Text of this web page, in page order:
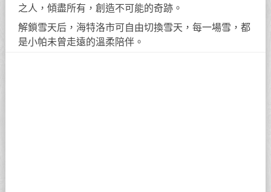
之人，傾盡所有，創造不可能的奇跡。
解鎖雪天后，海特洛市可自由切換雪天，每一場雪，都
是小帕未曾走遠的溫柔陪伴。